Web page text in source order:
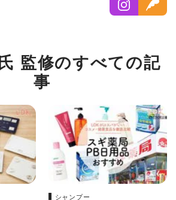
監修のすべての記
事
シャンプー